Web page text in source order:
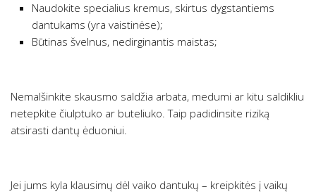
Naudokite specialius kremus, skirtus dygstantiems
dantukams (yra vaistinėse);
Būtinas švelnus, nedirginantis maistas;
Nemalšinkite skausmo saldžia arbata, medumi ar kitu saldikliu
netepkite čiulptuko ar buteliuko. Taip padidinsite riziką
atsirasti dantų ėduoniui.
Jei jums kyla klausimų dėl vaiko dantukų – kreipkitės į vaikų